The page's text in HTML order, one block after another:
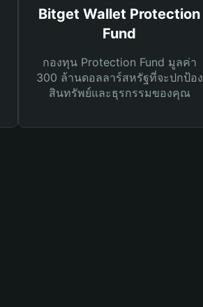
Bitget Wallet Protection
Fund
กองทุน Protection Fund มูลค่า
300 ล้านดอลลาร์สหรัฐที่จะปกป้อง
สินทรัพย์และธุรกรรมของคุณ